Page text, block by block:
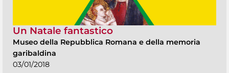
Un Natale fantastico
Museo della Repubblica Romana e della memoria
garibaldina
03/01/2018